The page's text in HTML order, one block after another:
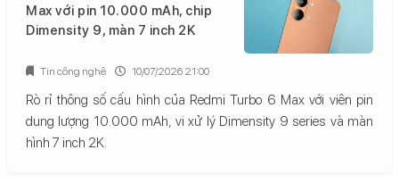
Max với pin 10.000 mAh, chip
Dimensity 9, màn 7 inch 2K
Rò rỉ thông số cấu hình của Redmi Turbo 6 Max với viên pin
dung lượng 10.000 mAh, vi xử lý Dimensity 9 series và màn
hình 7 inch 2K.
Tin công nghệ 10/07/2026 21:00